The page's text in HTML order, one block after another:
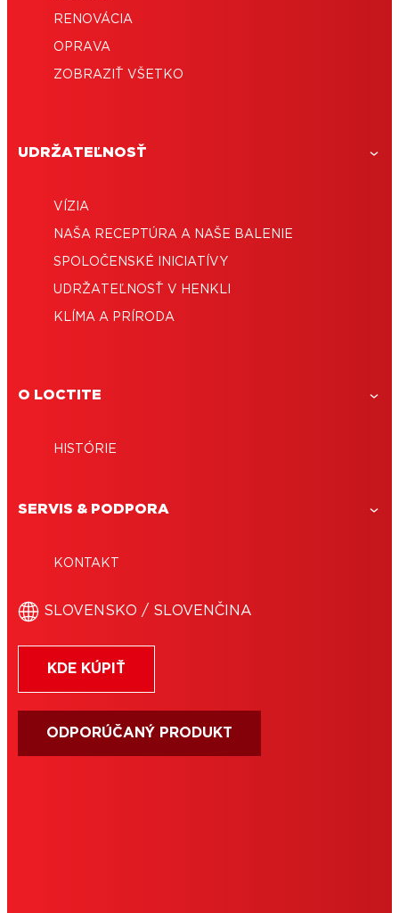
RENOVÁCIA
OPRAVA
ZOBRAZIŤ VŠETKO
UDRŽATEĽNOSŤ
VÍZIA
NAŠA RECEPTÚRA ​​A NAŠE BALENIE
SPOLOČENSKÉ INICIATÍVY
UDRŽATEĽNOSŤ V HENKLI
KLÍMA A PRÍRODA
O LOCTITE
HISTÓRIE
SERVIS & PODPORA
KONTAKT
SLOVENSKO / SLOVENČINA
KDE KÚPIŤ
ODPORÚČANÝ PRODUKT